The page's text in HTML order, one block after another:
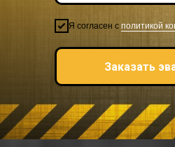
Я согласен с политикой
Заказать